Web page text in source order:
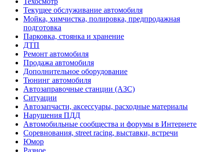
Текущее обслуживание автомобиля
Мойка, химчистка, полировка, предпродажная
подготовка
Парковка, стоянка и хранение
ДТП
Ремонт автомобиля
Продажа автомобиля
Дополнительное оборудование
Тюнинг автомобиля
Автозаправочные станции (АЗС)
Ситуации
Автозапчасти, аксессуары, расходные материалы
Нарушения ПДД
Автомобильные сообщества и форумы в Интернете
Соревнования, street racing, выставки, встречи
Юмор
Разное